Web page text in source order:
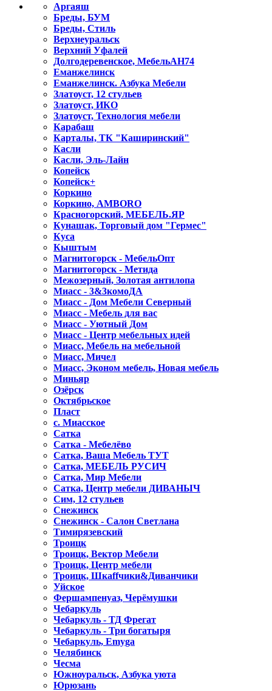
Аргаяш
Бреды, БУМ
Бреды, Стиль
Верхнеуральск
Верхний Уфалей
Долгодеревенское, МебельАН74
Еманжелинск
Еманжелинск. Азбука Мебели
Златоуст, 12 стульев
Златоуст, ИКО
Златоуст, Технология мебели
Карабаш
Карталы, ТК "Каширинский"
Касли
Касли, Эль-Лайн
Копейск
Копейск+
Коркино
Коркино, AMBORO
Красногорский, МЕБЕЛЬ.ЯР
Кунашак, Торговый дом "Гермес"
Куса
Кыштым
Магнитогорск - МебельОпт
Магнитогорск - Метида
Межозерный, Золотая антилопа
Миасс - 3&3комоДА
Миасс - Дом Мебели Северный
Миасс - Мебель для вас
Миасс - Уютный Дом
Миасс - Центр мебельных идей
Миасс, Мебель на мебельной
Миасс, Мичел
Миасс, Эконом мебель, Новая мебель
Миньяр
Озёрск
Октябрьское
Пласт
с. Миасское
Сатка
Сатка - Мебелёво
Сатка, Ваша Мебель ТУТ
Сатка, МЕБЕЛЬ РУСИЧ
Сатка, Мир Мебели
Сатка, Центр мебели ДИВАНЫЧ
Сим, 12 стульев
Снежинск
Снежинск - Салон Светлана
Тимирязевский
Троицк
Троицк, Вектор Мебели
Троицк, Центр мебели
Троицк, Шкаffчики&Диванчики
Уйское
Фершампенуаз, Черёмушки
Чебаркуль
Чебаркуль - ТД Фрегат
Чебаркуль - Три богатыря
Чебаркуль, Emyga
Челябинск
Чесма
Южноуральск, Азбука уюта
Юрюзань